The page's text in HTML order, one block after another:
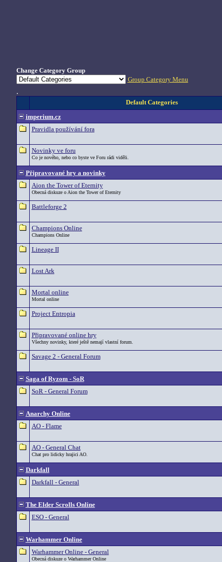
Change Category Group
Group Category Menu
.
Default Categories
imperium.cz
Pravidla používání fora
Novinky ve foru
Co je nového, nebo co byste ve Foru rádi viděli.
Připravované hry a novinky
Aion the Tower of Eternity
Obecná diskuze o Aion the Tower of Eternity
Battleforge 2
Champions Online
Champions Online
Lineage II
Lost Ark
Mortal online
Mortal online
Project Entropia
Připravované online hry
Všechny novinky, které ještě nemají vlastní forum.
Savage 2 - General Forum
Saga of Ryzom - SoR
SoR - General Forum
Anarchy Online
AO - Flame
AO - General Chat
Chat pro lidicky hrajici AO.
Darkfall
Darkfall - General
The Elder Scrolls Online
ESO - General
Warhammer Online
Warhammer Online - General
Obecná diskuze o Warhammer Online